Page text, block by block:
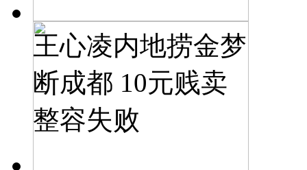
王心凌内地捞金梦
断成都 10元贱卖
整容失败